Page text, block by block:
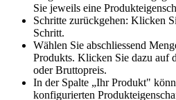
Sie jeweils eine
Schritte zurückgehen: Klicken
Schritt.
Wählen Sie abschliessend
Produkts. Klicken Sie dazu auf
oder Bruttopreis.
In der Spalte „Ihr Produkt"
konfigurierten